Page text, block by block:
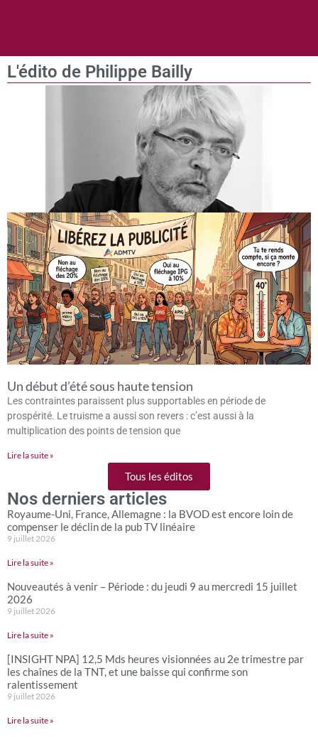
L'édito de Philippe Bailly
Un début d’été sous haute tension
Les contraintes paraissent plus supportables en période de
prospérité. Le truisme a aussi son revers : c’est aussi à la
multiplication des points de tension que
Lire la suite »
Tous les éditos
Nos derniers articles
Royaume-Uni, France, Allemagne : la BVOD est encore loin de
compenser le déclin de la pub TV linéaire
9 juillet 2026
Lire la suite »
Nouveautés à venir – Période : du jeudi 9 au mercredi 15 juillet
2026
9 juillet 2026
Lire la suite »
[INSIGHT NPA] 12,5 Mds heures visionnées au 2e trimestre par
les chaînes de la TNT, et une baisse qui confirme son
ralentissement
9 juillet 2026
Lire la suite »